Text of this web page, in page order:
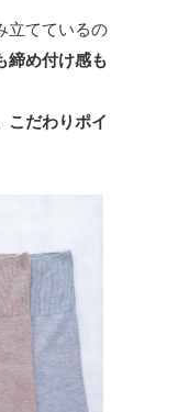
立てているの
締め付け感も
こだわりポイ